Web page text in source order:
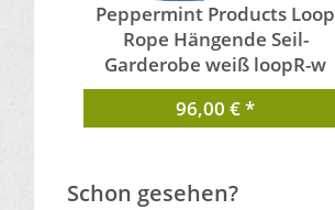
Peppermint Products Loop
Rope Hängende Seil-
Garderobe weiß loopR-w
von Peppermint Products
96,00 € *
Schon gesehen?